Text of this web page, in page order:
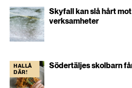
Skyfall kan slå hårt
verksamheter
HALLÅ
DÄR!
Södertäljes skolbarn